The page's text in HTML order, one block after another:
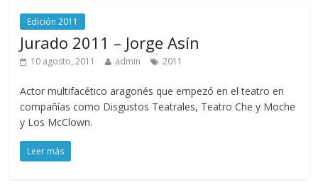
Edición 2011
Jurado 2011 – Jorge Asín
10 agosto, 2011 admin 2011
Actor multifacético aragonés que empezó en el teatro en
compañías como Disgustos Teatrales, Teatro Che y Moche
y Los McClown.
Leer más